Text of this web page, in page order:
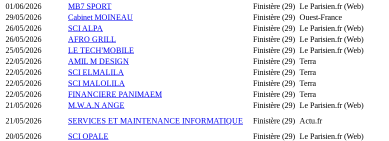
01/06/2026
MB7 SPORT Finistère (29) Le Parisien.fr (Web)
29/05/2026
Cabinet MOINEAU Finistère (29) Ouest-France
26/05/2026
SCI ALPA Finistère (29) Le Parisien.fr (Web)
26/05/2026
AFRO GRILL Finistère (29) Le Parisien.fr (Web)
25/05/2026
LE TECH'MOBILE Finistère (29) Le Parisien.fr (Web)
22/05/2026
AMIL M DESIGN Finistère (29) Terra
22/05/2026
SCI ELMALILA Finistère (29) Terra
22/05/2026
SCI MALOLILA Finistère (29) Terra
22/05/2026
FINANCIERE PANIMAEM Finistère (29) Terra
21/05/2026
M.W.A.N ANGE Finistère (29) Le Parisien.fr (Web)
21/05/2026
SERVICES ET MAINTENANCE INFORMATIQUE Finistère (29) Actu.fr
20/05/2026
SCI OPALE Finistère (29) Le Parisien.fr (Web)